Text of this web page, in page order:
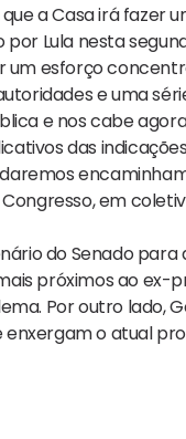
a Casa irá
por Lula nesta
um esforço
e uma
e nos cabe
das
em
do Senado para
próximos ao ex-
Por outro lado,
enxergam o atual